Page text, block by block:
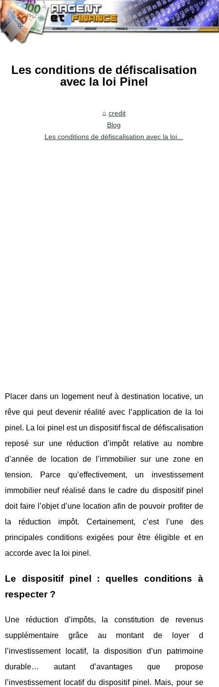
Les conditions de défiscalisation
avec la loi Pinel
credit
Blog
Les conditions de défiscalisation avec la loi...
Placer dans un logement neuf à destination locative, un
rêve qui peut devenir réalité avec l’application de la loi
pinel. La loi pinel est un dispositif fiscal de défiscalisation
reposé sur une réduction d’impôt relative au nombre
d’année de location de l’immobilier sur une zone en
tension. Parce qu’effectivement, un investissement
immobilier neuf réalisé dans le cadre du dispositif pinel
doit faire l’objet d’une location afin de pouvoir profiter de
la réduction impôt. Certainement, c’est l’une des
principales conditions exigées pour être éligible et en
accorde avec la loi pinel.
Le dispositif pinel : quelles conditions à
respecter ?
Une réduction d’impôts, la constitution de revenus
supplémentaire grâce au montant de loyer d
l’investissement locatif, la disposition d’un patrimoine
durable… autant d’avantages que propose
l’investissement locatif du dispositif pinel. Mais, pour se